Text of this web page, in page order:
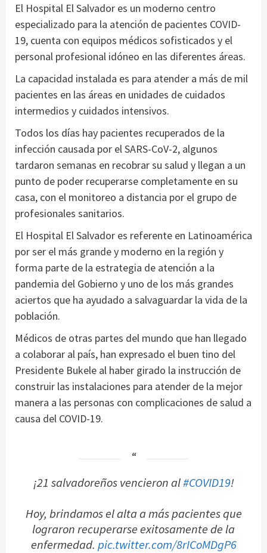
El Hospital El Salvador es un moderno centro
especializado para la atención de pacientes COVID-
19, cuenta con equipos médicos sofisticados y el
personal profesional idóneo en las diferentes áreas.
La capacidad instalada es para atender a más de mil
pacientes en las áreas en unidades de cuidados
intermedios y cuidados intensivos.
Todos los días hay pacientes recuperados de la
infección causada por el SARS-CoV-2, algunos
tardaron semanas en recobrar su salud y llegan a un
punto de poder recuperarse completamente en su
casa, con el monitoreo a distancia por el grupo de
profesionales sanitarios.
El Hospital El Salvador es referente en Latinoamérica
por ser el más grande y moderno en la región y
forma parte de la estrategia de atención a la
pandemia del Gobierno y uno de los más grandes
aciertos que ha ayudado a salvaguardar la vida de la
población.
Médicos de otras partes del mundo que han llegado
a colaborar al país, han expresado el buen tino del
Presidente Bukele al haber girado la instrucción de
construir las instalaciones para atender de la mejor
manera a las personas con complicaciones de salud a
causa del COVID-19.
¡21 salvadoreños vencieron al#COVID19!
Hoy, brindamos el alta a más pacientes que
lograron recuperarse exitosamente de la
enfermedad. pic.twitter.com/8rICoMDgP6